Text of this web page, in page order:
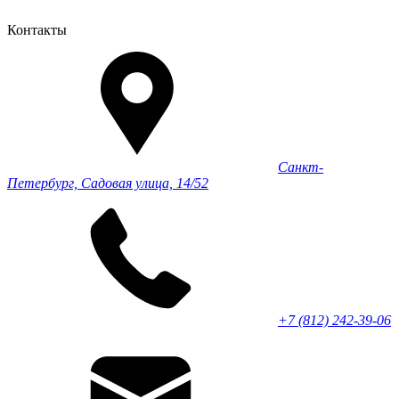
Контакты
Санкт-
Петербург, Садовая улица, 14/52
+7 (812) 242-39-06